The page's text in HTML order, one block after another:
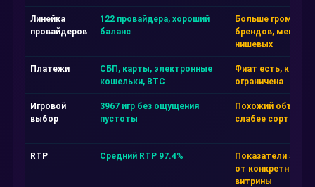
Линейка
провайдеров
122 провайдера, хороший
баланс
Больше громких
брендов, меньше
нишевых
Платежи
СБП, карты, электронные
кошельки, BTC
Фиат есть, крипта
ограничена
Игровой
выбор
3967 игр без ощущения
пустоты
Похожий объём,
слабее
RTP Средний RTP 97.4%
Показатели
от конкретной
витрины